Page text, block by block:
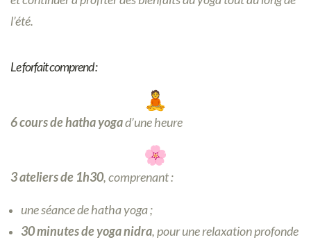
l’été.
Le forfait comprend :
6 cours de hatha yogad’une heure
3 ateliers de 1h30, comprenant :
une séance de hatha yoga ;
30 minutes de yoga nidra, pour une relaxation profonde